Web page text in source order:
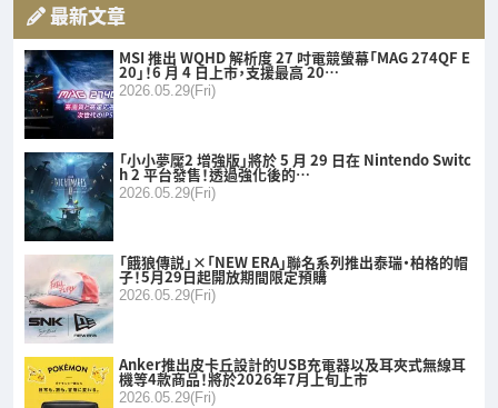
最新文章
MSI 推出 WQHD 解析度 27 吋電競螢幕「MAG 274QF E
20」！6 月 4 日上市，支援最高 20…
2026.05.29(Fri)
「小小夢魘2 增強版」將於 5 月 29 日在 Nintendo Switc
h 2 平台發售！透過強化後的…
2026.05.29(Fri)
「餓狼傳説」×「NEW ERA」聯名系列推出泰瑞·柏格的帽
子！5月29日起開放期間限定預購
2026.05.29(Fri)
Anker推出皮卡丘設計的USB充電器以及耳夾式無線耳
機等4款商品！將於2026年7月上旬上市
2026.05.29(Fri)